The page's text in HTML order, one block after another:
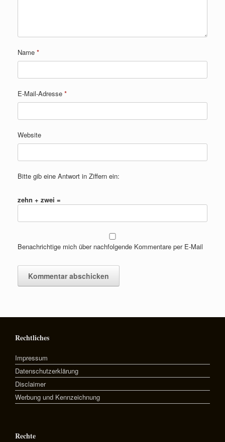
Name *
E-Mail-Adresse *
Website
Bitte gib eine Antwort in Ziffern ein:
zehn + zwei =
Benachrichtige mich über nachfolgende Kommentare per E-Mail
Rechtliches
Impressum
Datenschutzerklärung
Disclaimer
Werbung und Kennzeichnung
Rechte